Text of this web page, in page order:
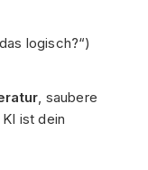
logisch?“)
, saubere
ist dein